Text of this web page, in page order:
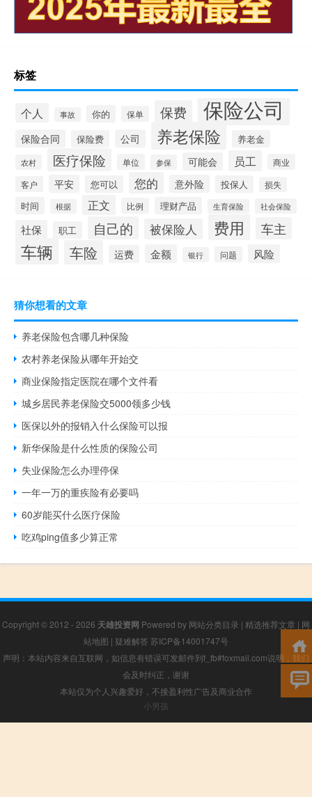
标签
个人 事故 你的 保单 保费 保险公司
保险合同 保险费 公司 养老保险 养老金
农村 医疗保险 单位 参保 可能会 员工
商业
客户
平安 您可以 您的 意外险 投保人 损失
时间 根据 正文 比例 理财产品 生育保险 社会保险
社保 职工 自己的 被保险人 费用 车主
车辆 车险 运费 金额 银行 问题 风险
猜你想看的文章
养老保险包含哪几种保险
农村养老保险从哪年开始交
商业保险指定医院在哪个文件看
城乡居民养老保险交5000领多少钱
医保以外的报销入什么保险可以报
新华保险是什么性质的保险公司
失业保险怎么办理停保
一年一万的重疾险有必要吗
60岁能买什么医疗保险
吃鸡ping值多少算正常
Copyright © 2012 - 2026 天雄投资网 Powered by 网站分类目录 | 精选推荐文章 | 网
站地图 | 疑难解答 苏ICP备14001747号
声明：本站内容来自互联网，如信息有错误可发邮件到f_fb#foxmail.com说明，我们
会及时纠正，谢谢
本站仅为个人兴趣爱好，不接盈利性广告及商业合作
小男孩